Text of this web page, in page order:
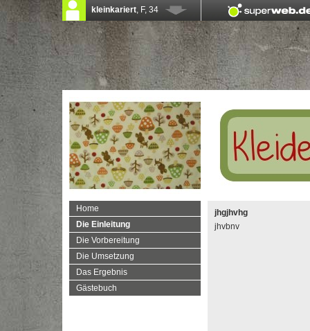
Home
Die Einleitung
Die Vorbereitung
Die Umsetzung
Das Ergebnis
Gästebuch
jhgjhvhg
jhvbnv